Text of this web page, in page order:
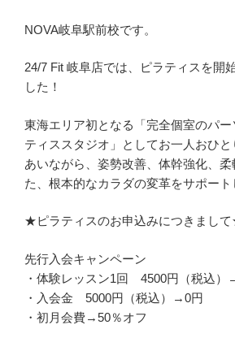
NOVA岐阜駅前校です。
24/7 Fit 岐阜店では、ピラティスを開
した！
東海エリア初となる「完全個室のパ
ティススタジオ」としてお一人おひ
あいながら、姿勢改善、体幹強化、柔
た、根本的なカラダの変革をサポート
★ピラティスのお申込みにつきまし
先行入会キャンペーン
・体験レッスン1回 4500円（税込）
・入会金 5000円（税込）→0円
・初月会費→50％オフ